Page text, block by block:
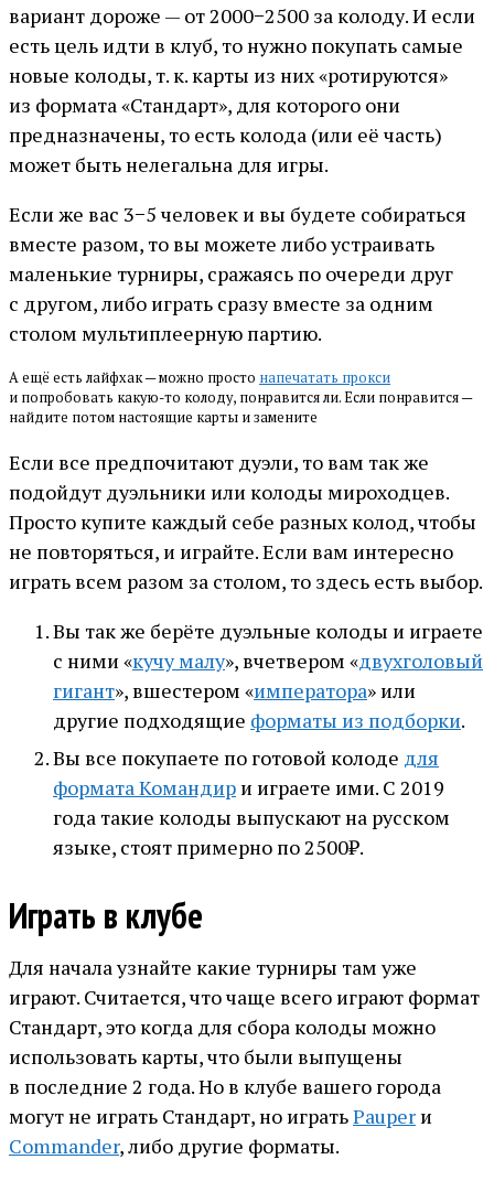
вариант дороже — от 2000−2500 за колоду. И если
есть цель идти в клуб, то нужно покупать самые
новые колоды, т. к. карты из них «ротируются»
из формата «Стандарт», для которого они
предназначены, то есть колода (или её часть)
может быть нелегальна для игры.
Если же вас 3−5 человек и вы будете собираться
вместе разом, то вы можете либо устраивать
маленькие турниры, сражаясь по очереди друг
с другом, либо играть сразу вместе за одним
столом мультиплеерную партию.
А ещё есть лайфхак — можно просто напечатать прокси
и попробовать какую-то колоду, понравится ли. Если понравится —
найдите потом настоящие карты и замените
Если все предпочитают дуэли, то вам так же
подойдут дуэльники или колоды мироходцев.
Просто купите каждый себе разных колод, чтобы
не повторяться, и играйте. Если вам интересно
играть всем разом за столом, то здесь есть выбор.
Вы так же берёте дуэльные колоды и играете
с ними «кучу малу», вчетвером «двухголовый
гигант», вшестером «императора» или
другие подходящие форматы из подборки.
Вы все покупаете по готовой колоде для
формата Командири играете ими. С 2019
года такие колоды выпускают на русском
языке, стоят примерно по 2500₽.
Играть в клубе
Для начала узнайте какие турниры там уже
играют. Считается, что чаще всего играют формат
Стандарт, это когда для сбора колоды можно
использовать карты, что были выпущены
в последние 2 года. Но в клубе вашего города
могут не играть Стандарт, но игратьPauperи
Commander, либо другие форматы.